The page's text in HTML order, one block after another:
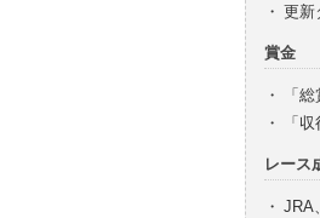
・ 更新
賞金
・
「
・
「
レース
・ JRA